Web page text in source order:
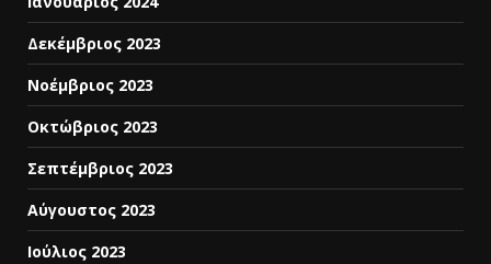
Δεκέμβριος 2023
Νοέμβριος 2023
Οκτώβριος 2023
Σεπτέμβριος 2023
Αύγουστος 2023
Ιούλιος 2023